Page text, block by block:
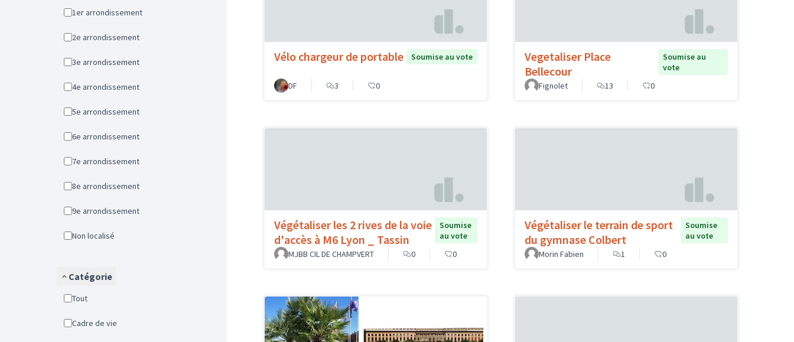
1er arrondissement
2e arrondissement
3e arrondissement
4e arrondissement
5e arrondissement
6e arrondissement
7e arrondissement
8e arrondissement
9e arrondissement
Non localisé
Catégorie
Tout
Cadre de vie
Vélo chargeur de portable Soumise au vote
DF 3 0
Vegetaliser Place
Bellecour
Soumise au
vote
Fignolet
13 0
Végétaliser les 2 rives de la voie
d'accès à M6 Lyon _ Tassin
Soumise
au vote
MJBB CIL DE CHAMPVERT
0 0
Végétaliser le terrain de sport
du gymnase Colbert
Soumise
au vote
Morin Fabien
1 0